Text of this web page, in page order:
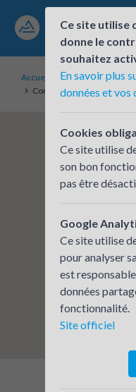
Accueil
Établissements
Communauté de
Ce site utilise
donne le
souhaitez
En savoir plus
données et vos
Cookies
Ce site utilise
son bon
pas être
Google
Ce site utilise
pour analyser
est
données
fonctionnalité.
Site officiel